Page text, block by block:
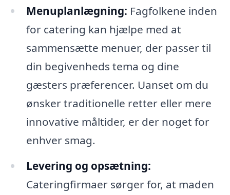
Menuplanlægning: Fagfolkene inden
for catering kan hjælpe med at
sammensætte menuer, der passer til
din begivenheds tema og dine
gæsters præferencer. Uanset om du
ønsker traditionelle retter eller mere
innovative måltider, er der noget for
enhver smag.
Levering og opsætning:
Cateringfirmaer sørger for, at maden